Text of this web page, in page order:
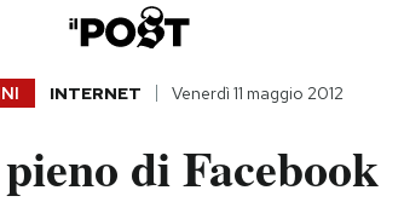
INTERNET Venerdì 11 maggio 2012
di Facebook